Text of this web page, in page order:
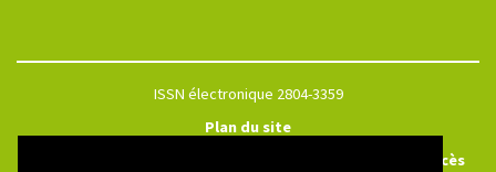
ISSN électronique 2804-3359
Plan du site
Accès